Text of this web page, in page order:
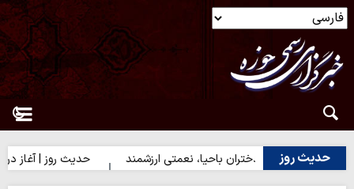
حدیث روز
حدیث روز | دختران باحیا، نعمتی ارزشمند حدیث روز | آغاز درست